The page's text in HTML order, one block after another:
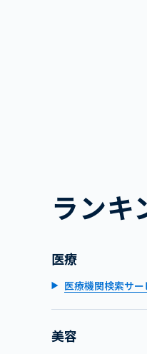
ランキ
医療
医療機関検索サー
美容